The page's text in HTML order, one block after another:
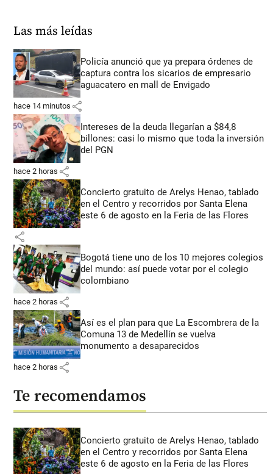
Las más leídas
Policía anunció que ya prepara órdenes de
captura contra los sicarios de empresario
aguacatero en mall de Envigado
hace 14 minutos share
Intereses de la deuda llegarían a $84,8
billones: casi lo mismo que toda la inversión
del PGN
hace 2 horas share
Concierto gratuito de Arelys Henao, tablado
en el Centro y recorridos por Santa Elena
este 6 de agosto en la Feria de las Flores
share
Bogotá tiene uno de los 10 mejores colegios
del mundo: así puede votar por el colegio
colombiano
hace 2 horas share
Así es el plan para que La Escombrera de la
Comuna 13 de Medellín se vuelva
monumento a desaparecidos
hace 2 horas share
Te recomendamos
Concierto gratuito de Arelys Henao, tablado
en el Centro y recorridos por Santa Elena
este 6 de agosto en la Feria de las Flores